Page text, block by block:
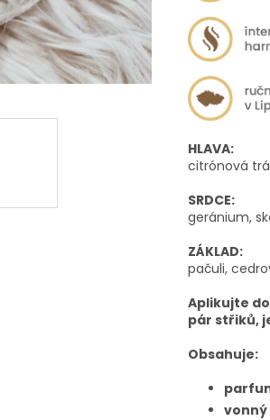
HLAVA:
citrónová
SRDCE:
geránium,
ZÁKLAD:
pačuli,
Aplikujte
pár střiků,
Obsahuje:
vonný